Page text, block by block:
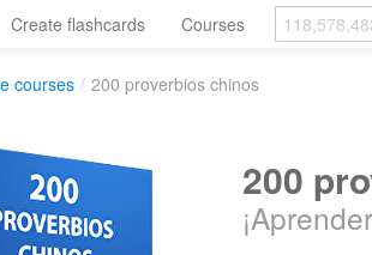
Create flashcards Courses
courses / 200 proverbios chinos
200